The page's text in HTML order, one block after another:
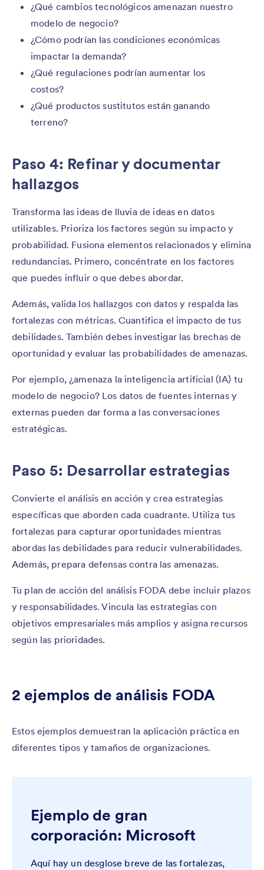
¿Qué cambios tecnológicos amenazan nuestro
modelo de negocio?
¿Cómo podrían las condiciones económicas
impactar la demanda?
¿Qué regulaciones podrían aumentar los
costos?
¿Qué productos sustitutos están ganando
terreno?
Paso 4: Refinar y documentar
hallazgos
Transforma las ideas de lluvia de ideas en datos
utilizables. Prioriza los factores según su impacto y
probabilidad. Fusiona elementos relacionados y elimina
redundancias. Primero, concéntrate en los factores
que puedes influir o que debes abordar.
Además, valida los hallazgos con datos y respalda las
fortalezas con métricas. Cuantifica el impacto de tus
debilidades. También debes investigar las brechas de
oportunidad y evaluar las probabilidades de amenazas.
Por ejemplo, ¿amenaza la inteligencia artificial (IA) tu
modelo de negocio? Los datos de fuentes internas y
externas pueden dar forma a las conversaciones
estratégicas.
Paso 5: Desarrollar estrategias
Convierte el análisis en acción y crea estrategias
específicas que aborden cada cuadrante. Utiliza tus
fortalezas para capturar oportunidades mientras
abordas las debilidades para reducir vulnerabilidades.
Además, prepara defensas contra las amenazas.
Tu plan de acción del análisis FODA debe incluir plazos
y responsabilidades. Vincula las estrategias con
objetivos empresariales más amplios y asigna recursos
según las prioridades.
2 ejemplos de análisis FODA
Estos ejemplos demuestran la aplicación práctica en
diferentes tipos y tamaños de organizaciones.
Ejemplo de gran
corporación: Microsoft
Aquí hay un desglose breve de las fortalezas,